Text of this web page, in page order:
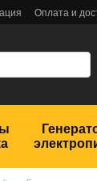
Оплата и